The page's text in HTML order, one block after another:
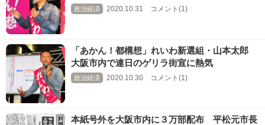
政治経済 2020.10.31 コメント(1)
「あかん！都構想」れいわ新選組・山本太郎
大阪市内で連日のゲリラ街宣に熱気
政治経済 2020.10.30 コメント(1)
本紙号外を大阪市内に３万部配布 平松元市長